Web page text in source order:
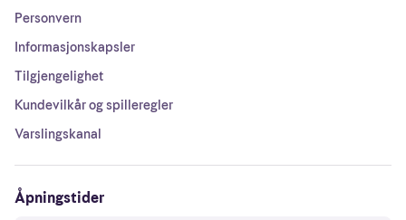
Personvern
Informasjonskapsler
Tilgjengelighet
Kundevilkår og spilleregler
Varslingskanal
Åpningstider